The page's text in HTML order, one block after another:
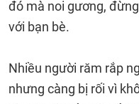
đó mà noi gương,
với bạn bè.
Nhiều người răm rắp
nhưng càng bị rối vì